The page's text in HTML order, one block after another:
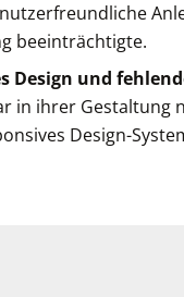
beeinträchtigte.
Design und
in ihrer
Design-